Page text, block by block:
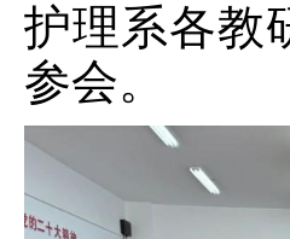
护理系各教
参会。